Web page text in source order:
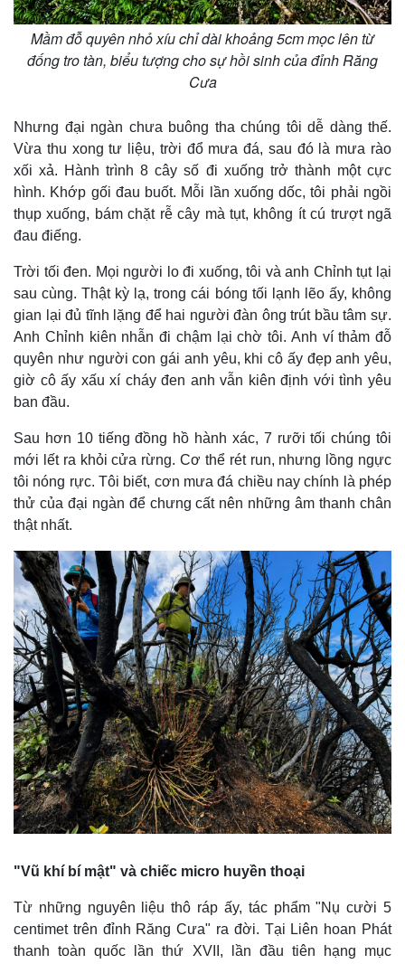
Pháp luật
Vụ án
Tin nóng
Quân sự - Quốc phòng
Vũ khí
Việt Nam
Phân tích
Mầm đỗ quyên nhỏ xíu chỉ dài khoảng 5cm mọc lên từ
đống tro tàn, biểu tượng cho sự hồi sinh của đỉnh Răng
Cưa
Nhưng đại ngàn chưa buông tha chúng tôi dễ dàng thế.
Vừa thu xong tư liệu, trời đổ mưa đá, sau đó là mưa rào
xối xả. Hành trình 8 cây số đi xuống trở thành một cực
hình. Khớp gối đau buốt. Mỗi lần xuống dốc, tôi phải ngồi
thụp xuống, bám chặt rễ cây mà tụt, không ít cú trượt ngã
đau điếng.
Trời tối đen. Mọi người lo đi xuống, tôi và anh Chỉnh tụt lại
sau cùng. Thật kỳ lạ, trong cái bóng tối lạnh lẽo ấy, không
gian lại đủ tĩnh lặng để hai người đàn ông trút bầu tâm sự.
Anh Chỉnh kiên nhẫn đi chậm lại chờ tôi. Anh ví thảm đỗ
quyên như người con gái anh yêu, khi cô ấy đẹp anh yêu,
giờ cô ấy xấu xí cháy đen anh vẫn kiên định với tình yêu
ban đầu.
Sau hơn 10 tiếng đồng hồ hành xác, 7 rưỡi tối chúng tôi
mới lết ra khỏi cửa rừng. Cơ thể rét run, nhưng lồng ngực
tôi nóng rực. Tôi biết, cơn mưa đá chiều nay chính là phép
thử của đại ngàn để chưng cất nên những âm thanh chân
thật nhất.
"Vũ khí bí mật" và chiếc micro huyền thoại
Từ những nguyên liệu thô ráp ấy, tác phẩm "Nụ cười 5
centimet trên đỉnh Răng Cưa" ra đời. Tại Liên hoan Phát
thanh toàn quốc lần thứ XVII, lần đầu tiên hạng mục